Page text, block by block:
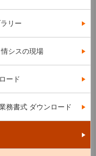
リー
シスの現場
ード
務書式 ダウンロード